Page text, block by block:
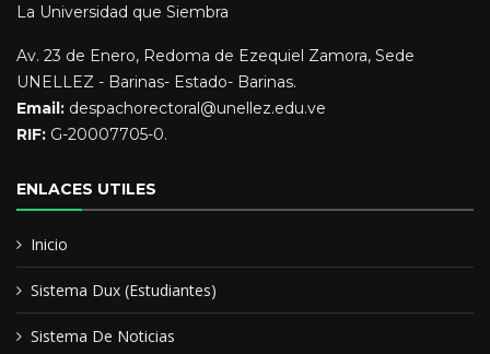
La Universidad que Siembra
Av. 23 de Enero, Redoma de Ezequiel Zamora, Sede
UNELLEZ - Barinas- Estado- Barinas.
Email: despachorectoral@unellez.edu.ve
RIF: G-20007705-0.
ENLACES UTILES
Inicio
Sistema Dux (Estudiantes)
Sistema De Noticias